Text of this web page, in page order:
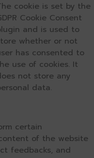
cookie is set by the
Cookie Consent
and is used to
whether or not
has consented to
use of cookies. It
not store any
data.
certain
of the website
feedbacks, and